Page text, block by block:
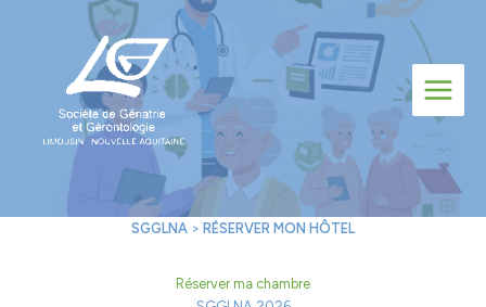
SGGLNA > RÉSERVER MON HÔTEL
Réserver ma chambre